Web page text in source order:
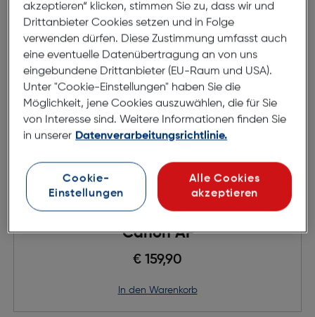
Kenko Zwischenring Set 12/20/36
Canon AF
€ 159,90
in den Warenkorb
akzeptieren“ klicken, stimmen Sie zu, dass wir und
Drittanbieter Cookies setzen und in Folge
verwenden dürfen. Diese Zustimmung umfasst auch
eine eventuelle Datenübertragung an von uns
eingebundene Drittanbieter (EU-Raum und USA).
Unter "Cookie-Einstellungen" haben Sie die
Möglichkeit, jene Cookies auszuwählen, die für Sie
von Interesse sind. Weitere Informationen finden Sie
in unserer Datenverarbeitungsrichtlinie.
Cookie-
Einstellungen
Alle Cookies
akzeptieren